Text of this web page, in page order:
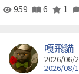
959
6 1
嘎飛貓
2026/06/
2026/08/